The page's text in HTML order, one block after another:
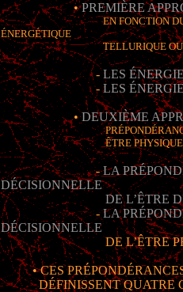
•PREMIÈRE
EN FONCTION DU
ÉNERGÉTIQUE
TELLURIQUE OU
-LES
-LES
•DEUXIÈME
PRÉPONDÉRANCE
ÊTRE PHYSIQUE /
-LA
DÉCISIONNELLE
DE L’ÊTRE
-LA
DÉCISIONNELLE
DE L’ÊTRE
• CES
DÉFINISSENT QUATRE